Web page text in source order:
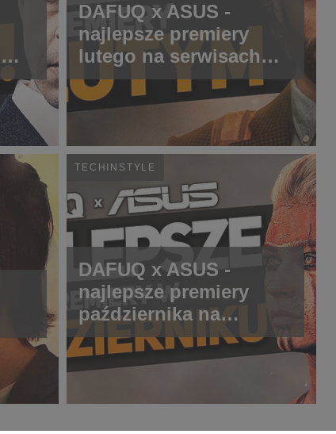
DAFUQ x ASUS -
najlepsze premiery
lutego na serwisach
streamingowych
TECHINSTYLE
DAFUQ x ASUS -
najlepsze premiery
października na
serwisach
streamingowych